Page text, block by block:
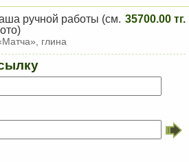
35700.00 тг.
ручной работы (см.
глина